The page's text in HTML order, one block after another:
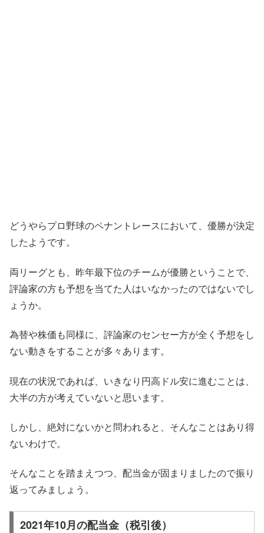
どうやらプロ野球のペナントレースにおいて、優勝が決定
したようです。
両リーグとも、昨年最下位のチームが優勝ということで、
評論家の方も予想を当てた人はいなかったのではないでし
ょうか。
為替や株価も同様に、評論家のセンセー方が全く予想をし
ない動きをすることが多々あります。
現在の状況であれば、いきなり円高ドル安に進むことは、
大半の方が考えていないと思います。
しかし、絶対にないかと問われると、そんなことはあり得
ないわけで。
そんなことを踏まえつつ、配当金が固まりましたので振り
返ってみましょう。
2021年10月の配当金（税引後）